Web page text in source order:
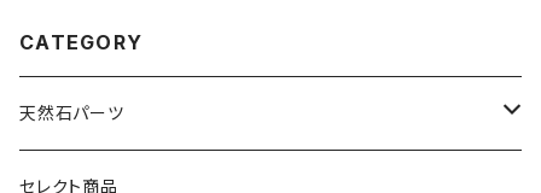
CATEGORY
天然石パーツ
天然石
セレクト商品